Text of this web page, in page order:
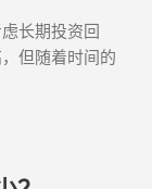
长期投资回
但随着时间的